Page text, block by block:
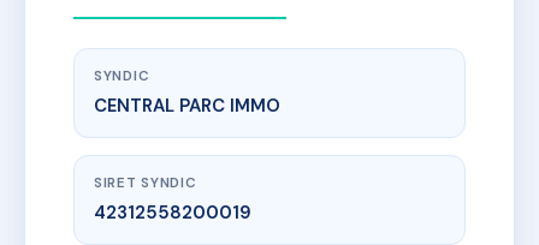
SYNDIC
CENTRAL PARC IMMO
SIRET SYNDIC
42312558200019